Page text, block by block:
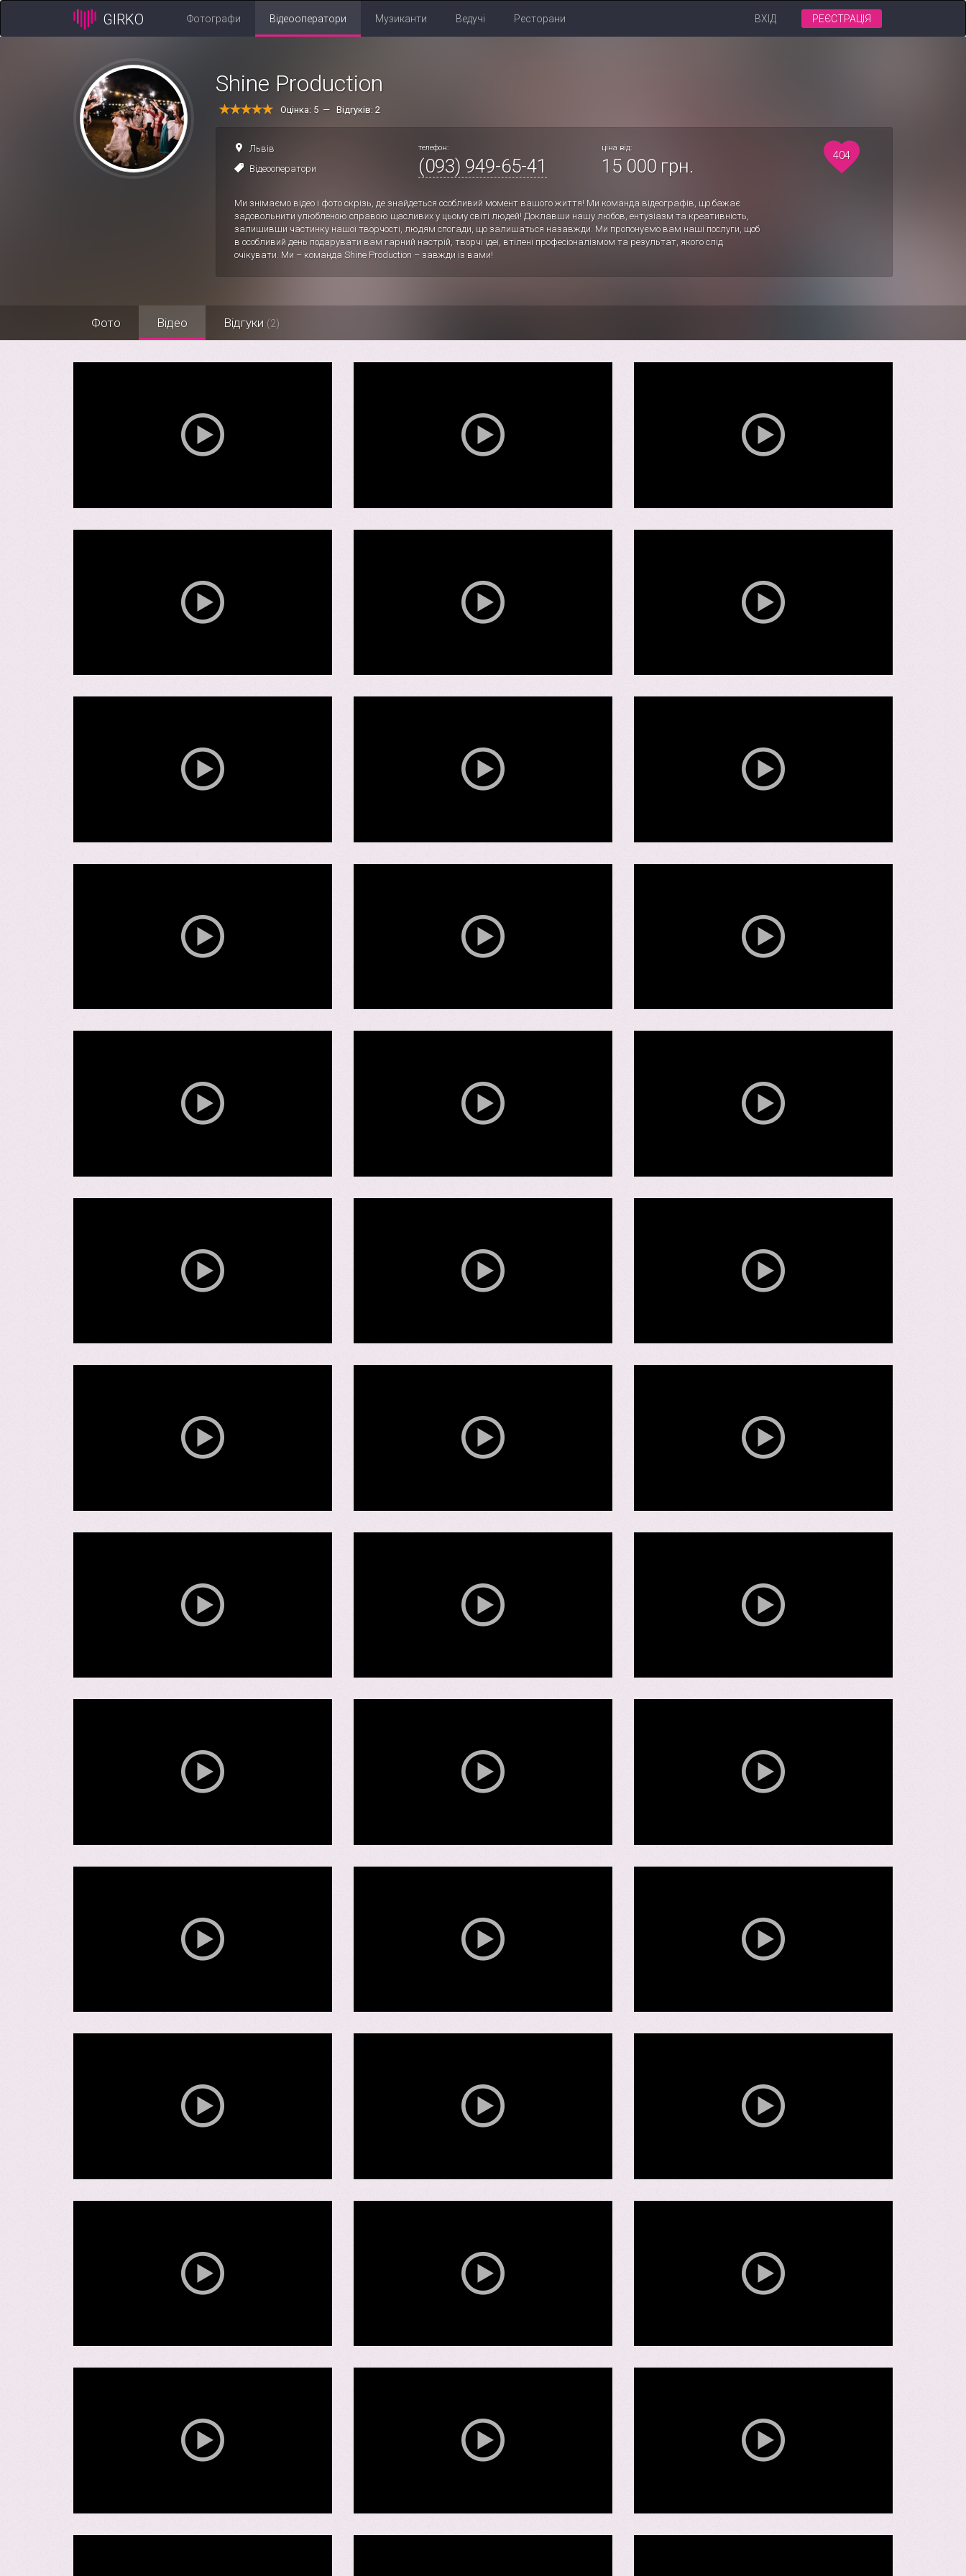
GIRKO Фотографи Відеооператори Музиканти Ведучі Ресторани ВХІД РЕЄСТРАЦІЯ
Shine Production
Оцінка: 5 — Відгуків: 2
Львів
Відеооператори
телефон:
(093) 949-65-41
ціна від:
15 000 грн.
Ми знімаємо відео і фото скрізь, де знайдеться особливий момент вашого життя! Ми команда відеографів, що бажає
задовольнити улюбленою справою щасливих у цьому світі людей! Доклавши нашу любов, ентузіазм та креативність,
залишивши частинку нашої творчості, людям спогади, що залишаться назавжди. Ми пропонуємо вам наші послуги, щоб
в особливий день подарувати вам гарний настрій, творчі ідеї, втілені професіоналізмом та результат, якого слід
очікувати. Ми – команда Shine Production – завжди із вами!
404
Фото Відео Відгуки (2)